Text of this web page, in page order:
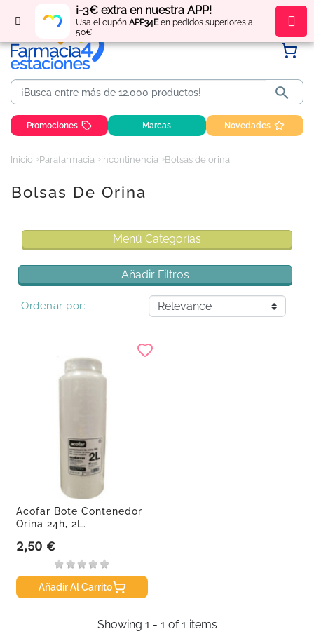
¡-3€ extra en nuestra APP!
Usa el cupón APP34Een pedidos superiores a
50€
Regístratey obténpuntos por tus compras

Promociones Marcas Novedades
Inicio Parafarmacia Incontinencia Bolsas de orina
Bolsas De Orina
Menú Categorías
Añadir Filtros
Ordenar por:
Acofar Bote Contenedor
Orina 24h, 2L.
Precio
2,50 €
Añadir Al Carrito
Showing 1 - 1 of 1 items